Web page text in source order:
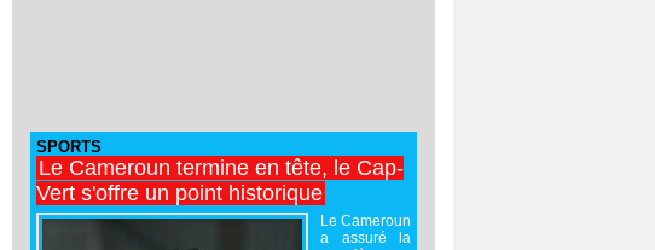
SPORTS
Le Cameroun termine en tête, le Cap-
Vert s'offre un point historique
Le Cameroun
a assuré la